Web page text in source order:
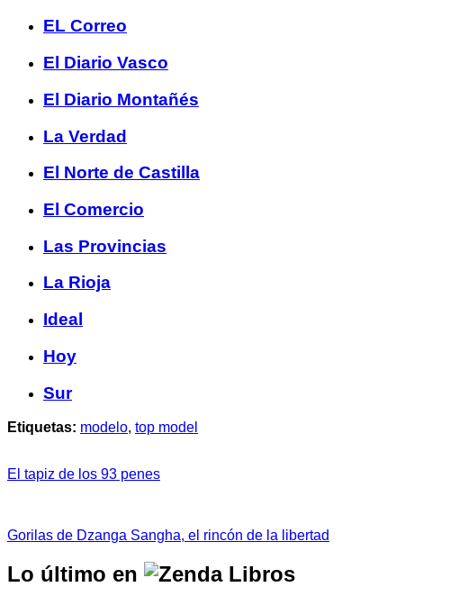
EL Correo
El Diario Vasco
El Diario Montañés
La Verdad
El Norte de Castilla
El Comercio
Las Provincias
La Rioja
Ideal
Hoy
Sur
Etiquetas: modelo, top model
El tapiz de los 93 penes
Gorilas de Dzanga Sangha, el rincón de la libertad
Lo último en